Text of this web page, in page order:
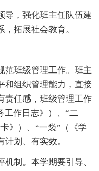
导，强化班主任队伍建
拓展社会教育。
班级管理工作。班主
和组织管理能力，直接
责任感，班级管理工作
工作日志》）、“二
》）、“一袋”（《学
划、有实效。
制。本学期要引导、